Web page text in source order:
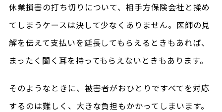
休業損害の打ち切りについて、相手方保険会社と揉め
てしまうケースは決して少なくありません。医師の見
解を伝えて支払いを延長してもらえるときもあれば、
まったく聞く耳を持ってもらえないときもあります。
そのようなときに、被害者がおひとりですべてを対応
するのは難しく、大きな負担もかかってしまいます。